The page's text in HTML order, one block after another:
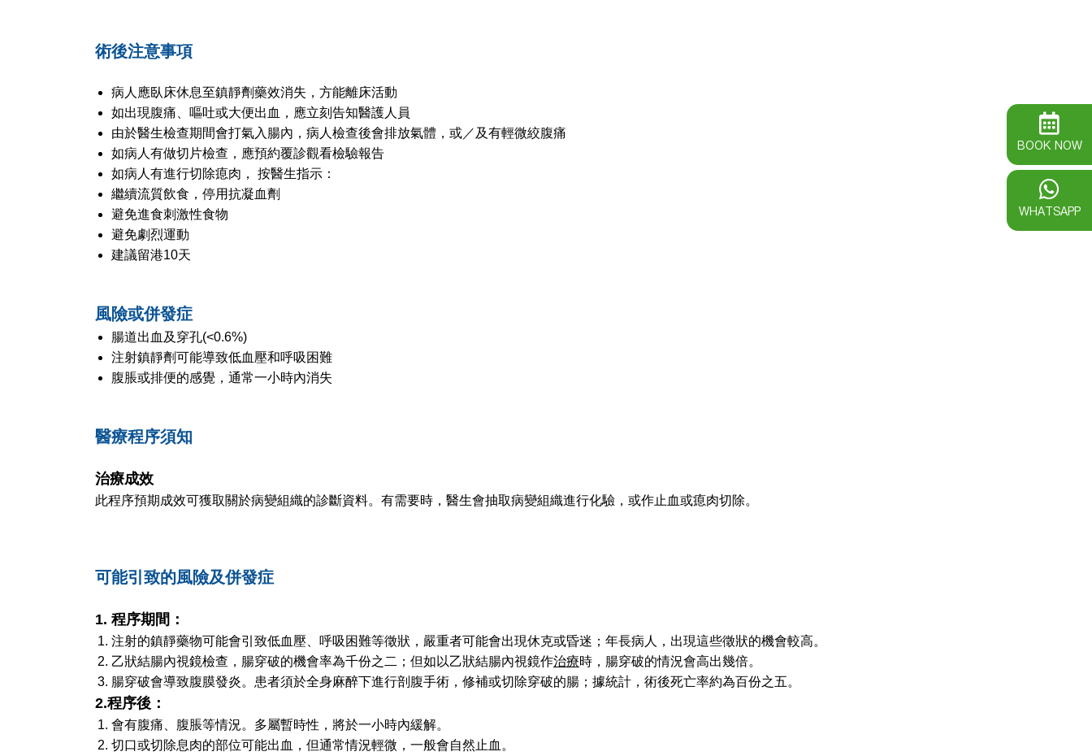
術後注意事項
病人應臥床休息至鎮靜劑藥效消失，方能離床活動
如出現腹痛、嘔吐或大便出血，應立刻告知醫護人員
由於醫生檢查期間會打氣入腸內，病人檢查後會排放氣體，或／及有輕微絞腹痛
如病人有做切片檢查，應預約覆診觀看檢驗報告
如病人有進行切除瘜肉， 按醫生指示：
繼續流質飲食，停用抗凝血劑
避免進食刺激性食物
避免劇烈運動
建議留港10天
風險或併發症
腸道出血及穿孔(<0.6%)
注射鎮靜劑可能導致低血壓和呼吸困難
腹脹或排便的感覺，通常一小時內消失
醫療程序須知
治療成效
此程序預期成效可獲取關於病變組織的診斷資料。有需要時，醫生會抽取病變組織進行化驗，或作止血或瘜肉切除。
可能引致的風險及併發症
1. 程序期間：
注射的鎮靜藥物可能會引致低血壓、呼吸困難等徵狀，嚴重者可能會出現休克或昏迷；年長病人，出現這些徵狀的機會較高。
乙狀結腸內視鏡檢查，腸穿破的機會率為千份之二；但如以乙狀結腸內視鏡作治療時，腸穿破的情況會高出幾倍。
腸穿破會導致腹膜發炎。患者須於全身麻醉下進行剖腹手術，修補或切除穿破的腸；據統計，術後死亡率約為百份之五。
2.程序後：
會有腹痛、腹脹等情況。多屬暫時性，將於一小時內緩解。
切口或切除息肉的部位可能出血，但通常情況輕微，一般會自然止血。
BOOK NOW
WHATSAPP